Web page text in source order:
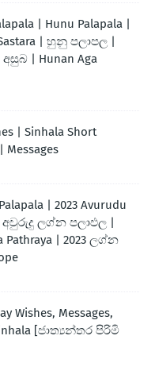
| Hunu Palapala |
| හුනු පලාපල |
| Hunan Aga
| Sinhala Short
Messages
| 2023 Avurudu
අවුරුදු ලග්න පලාඵල |
Pathraya | 2023 ලග්න
Wishes, Messages,
[ජාත්‍යන්තර පිරිමි